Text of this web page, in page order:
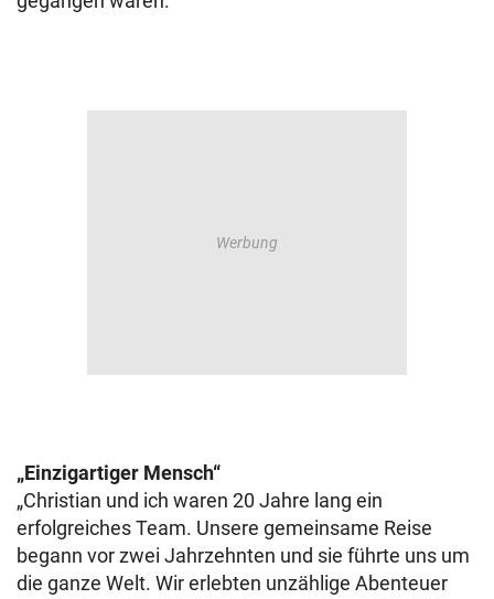
„Einzigartiger Mensch“
„Christian und ich waren 20 Jahre lang ein
erfolgreiches Team. Unsere gemeinsame Reise
begann vor zwei Jahrzehnten und sie führte uns um
die ganze Welt. Wir erlebten unzählige Abenteuer